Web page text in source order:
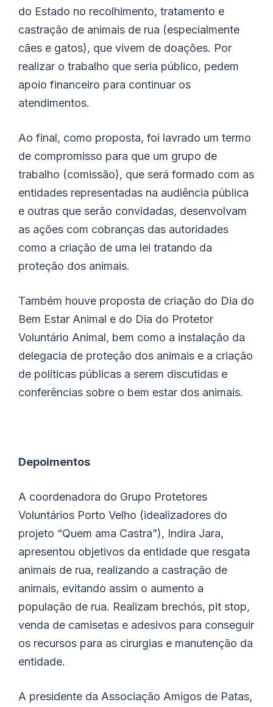
do Estado no recolhimento, tratamento e
castração de animais de rua (especialmente
cães e gatos), que vivem de doações. Por
realizar o trabalho que seria público, pedem
apoio financeiro para continuar os
atendimentos.
Ao final, como proposta, foi lavrado um termo
de compromisso para que um grupo de
trabalho (comissão), que será formado com as
entidades representadas na audiência pública
e outras que serão convidadas, desenvolvam
as ações com cobranças das autoridades
como a criação de uma lei tratando da
proteção dos animais.
Também houve proposta de criação do Dia do
Bem Estar Animal e do Dia do Protetor
Voluntário Animal, bem como a instalação da
delegacia de proteção dos animais e a criação
de políticas públicas a serem discutidas e
conferências sobre o bem estar dos animais.
Depoimentos
A coordenadora do Grupo Protetores
Voluntários Porto Velho (idealizadores do
projeto “Quem ama Castra”), Indira Jara,
apresentou objetivos da entidade que resgata
animais de rua, realizando a castração de
animais, evitando assim o aumento a
população de rua. Realizam brechós, pit stop,
venda de camisetas e adesivos para conseguir
os recursos para as cirurgias e manutenção da
entidade.
A presidente da Associação Amigos de Patas,